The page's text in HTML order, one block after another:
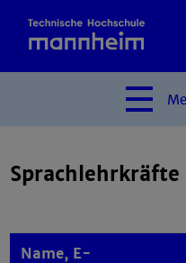
Sprachlehrkräfte
Name, E-